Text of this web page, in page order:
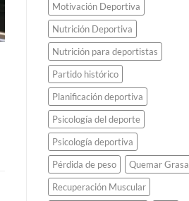
Motivación Deportiva
Nutrición Deportiva
Nutrición para deportistas
Partido histórico
Planificación deportiva
Psicología del deporte
Psicología deportiva
Pérdida de peso
Quemar Grasa
Recuperación Muscular